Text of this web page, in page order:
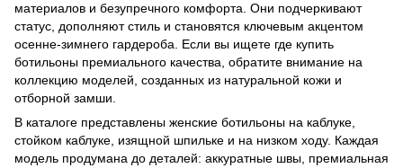
материалов и безупречного комфорта. Они подчеркивают
статус, дополняют стиль и становятся ключевым акцентом
осенне-зимнего гардероба. Если вы ищете где купить
ботильоны премиального качества, обратите внимание на
коллекцию моделей, созданных из натуральной кожи и
отборной замши.
В каталоге представлены женские ботильоны на каблуке,
стойком каблуке, изящной шпильке и на низком ходу. Каждая
модель продумана до деталей: аккуратные швы, премиальная